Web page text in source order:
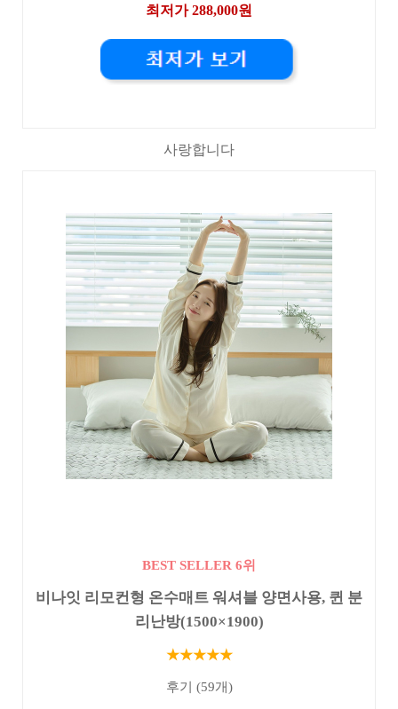
최저가 288,000원
사랑합니다
BEST SELLER 6위
비나잇 리모컨형 온수매트 워셔블 양면사용, 퀸 분
리난방(1500×1900)
★★★★★
후기 (59개)